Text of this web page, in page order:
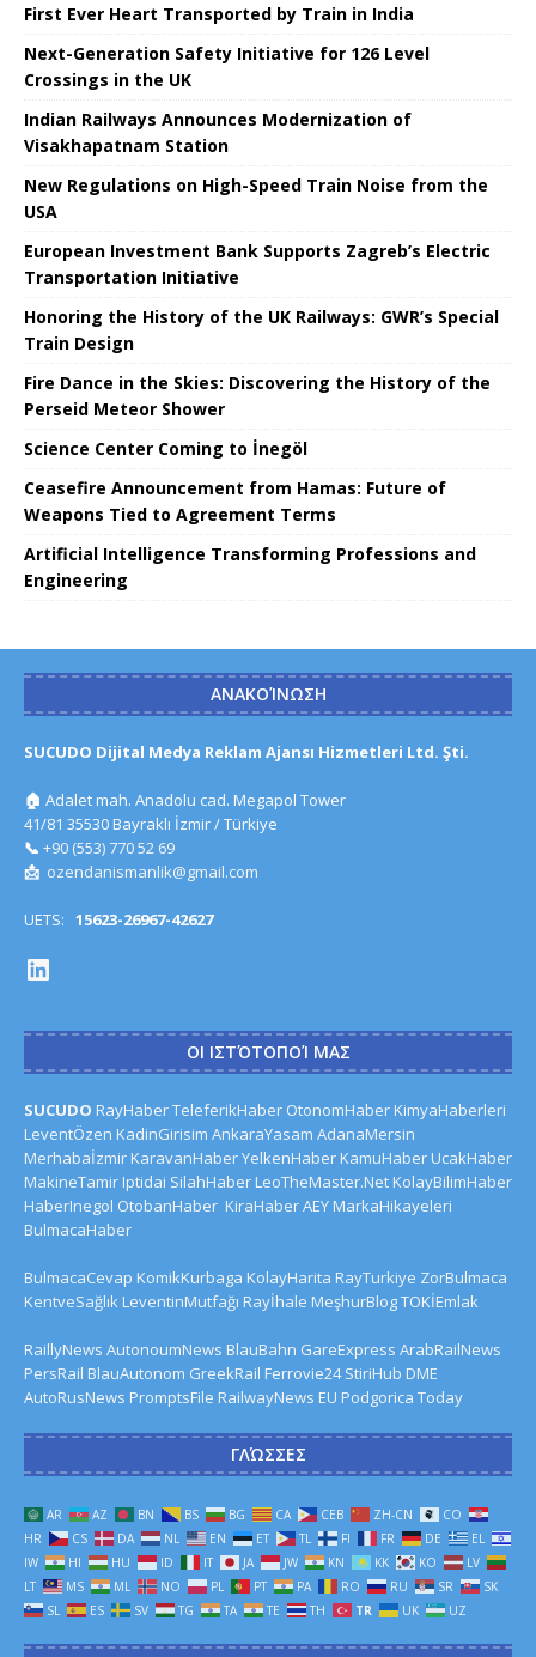
First Ever Heart Transported by Train in India
Next-Generation Safety Initiative for 126 Level
Crossings in the UK
Indian Railways Announces Modernization of
Visakhapatnam Station
New Regulations on High-Speed ​​Train Noise from the
USA
European Investment Bank Supports Zagreb’s Electric
Transportation Initiative
Honoring the History of the UK Railways: GWR’s Special
Train Design
Fire Dance in the Skies: Discovering the History of the
Perseid Meteor Shower
Science Center Coming to İnegöl
Ceasefire Announcement from Hamas: Future of
Weapons Tied to Agreement Terms
Artificial Intelligence Transforming Professions and
Engineering
ΑΝΑΚΟΊΝΩΣΗ
SUCUDO Dijital Medya Reklam Ajansı Hizmetleri Ltd. Şti.
🏠 Adalet mah. Anadolu cad. Megapol Tower
41/81 35530 Bayraklı İzmir / Türkiye
📞 +90 (553) 770 52 69
📩 ozendanismanlik@gmail.com
UETS: 15623-26967-42627
ΟΙ ΙΣΤΌΤΟΠΟΊ ΜΑΣ
SUCUDO RayHaberTeleferikHaber OtonomHaber KimyaHaberleri
LeventÖzen KadinGirisim AnkaraYasam AdanaMersin
Merhabaİzmir KaravanHaberYelkenHaber KamuHaber UcakHaber
MakineTamir Iptidai SilahHaber LeoTheMaster.Net KolayBilimHaber
HaberInegol OtobanHaber KiraHaberAEY MarkaHikayeleri
BulmacaHaber
BulmacaCevap KomikKurbaga KolayHarita RayTurkiye ZorBulmaca
KentveSağlık LeventinMutfağı Rayİhale MeşhurBlogTOKİEmlak
RaillyNews AutonoumNews BlauBahn GareExpress ArabRailNews
PersRail BlauAutonom GreekRail Ferrovie24 StiriHub DME
AutoRusNews PromptsFile RailwayNews EU Podgorica Today
ΓΛΏΣΣΕΣ
AR AZ BN BS BG CA CEB ZH-CN
CO
HR
CS DA NL EN ET TL FI FR DE
EL
IW
HI HU ID IT JA JW KN KK KO
LV
LT
MS ML NO PL PT PA RO RU SR
SK
SL
ES SV TG TA TE TH TR UK UZ